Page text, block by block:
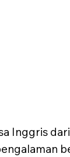
Inggris